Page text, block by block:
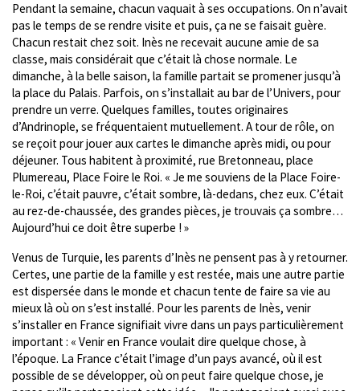
Pendant la semaine, chacun vaquait à ses occupations. On n’avait
pas le temps de se rendre visite et puis, ça ne se faisait guère.
Chacun restait chez soit. Inès ne recevait aucune amie de sa
classe, mais considérait que c’était là chose normale. Le
dimanche, à la belle saison, la famille partait se promener jusqu’à
la place du Palais. Parfois, on s’installait au bar de l’Univers, pour
prendre un verre. Quelques familles, toutes originaires
d’Andrinople, se fréquentaient mutuellement. A tour de rôle, on
se reçoit pour jouer aux cartes le dimanche après midi, ou pour
déjeuner. Tous habitent à proximité, rue Bretonneau, place
Plumereau, Place Foire le Roi. « Je me souviens de la Place Foire-
le-Roi, c’était pauvre, c’était sombre, là-dedans, chez eux. C’était
au rez-de-chaussée, des grandes pièces, je trouvais ça sombre…
Aujourd’hui ce doit être superbe ! »
Venus de Turquie, les parents d’Inès ne pensent pas à y retourner.
Certes, une partie de la famille y est restée, mais une autre partie
est dispersée dans le monde et chacun tente de faire sa vie au
mieux là où on s’est installé. Pour les parents de Inès, venir
s’installer en France signifiait vivre dans un pays particulièrement
important : « Venir en France voulait dire quelque chose, à
l’époque. La France c’était l’image d’un pays avancé, où il est
possible de se développer, où on peut faire quelque chose, je